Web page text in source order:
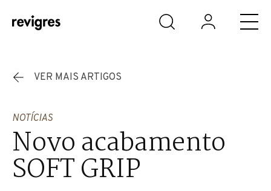
Saltar para o conteúdo principal
VER MAIS ARTIGOS
NOTÍCIAS
Novo acabamento
SOFT GRIP